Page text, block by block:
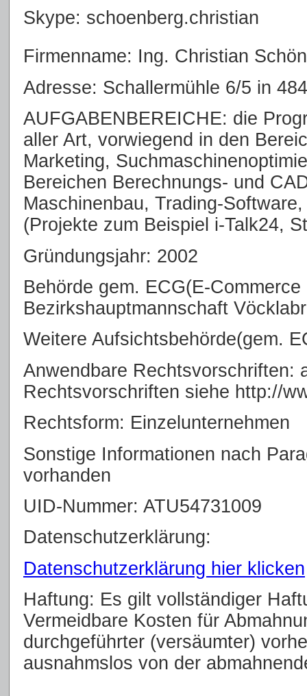
Skype: schoenberg.christian
Firmenname: Ing. Christian
Adresse: Schallermühle 6/5 in
AUFGABENBEREICHE: die
aller Art, vorwiegend in den
Marketing,
Bereichen Berechnungs- und
Maschinenbau, Trading-
(Projekte zum Beispiel i-Talk24,
Gründungsjahr: 2002
Behörde gem. ECG(E-
Bezirkshauptmannschaft
Weitere Aufsichtsbehörde(gem.
Anwendbare Rechtsvorschriften:
Rechtsvorschriften siehe http://
Rechtsform: Einzelunternehmen
Sonstige Informationen nach
vorhanden
UID-Nummer: ATU54731009
Datenschutzerklärung:
Datenschutzerklärung hier klicken
Haftung: Es gilt vollständiger
Vermeidbare Kosten für
durchgeführter (versäumter)
ausnahmslos von der